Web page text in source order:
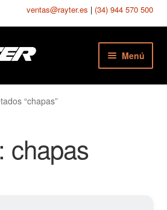
ventas@rayter.es | (34) 944 570 500
Menú
“chapas”
chapas